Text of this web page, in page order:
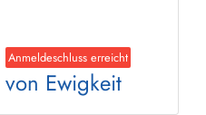
Anmeldeschluss erreicht
Ewigkeit